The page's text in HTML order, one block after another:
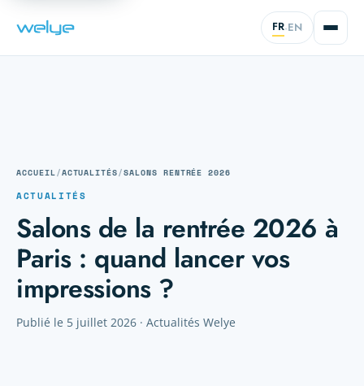
FR·EN
ACCUEIL/ACTUALITÉS/SALONS RENTRÉE 2026
ACTUALITÉS
Salons de la rentrée 2026 à
Paris : quand lancer vos
impressions ?
Publié le 5 juillet 2026 · Actualités Welye